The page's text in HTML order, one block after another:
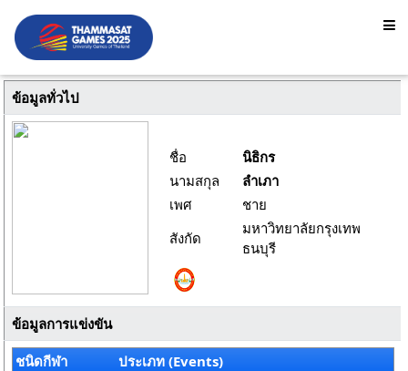
ข้อมูลทั่วไป
ชื่อ
นิธิกร
นามสกุล
ลำเภา
เพศ
ชาย
สังกัด
มหาวิทยาลัยกรุงเทพ
ธนบุรี
ข้อมูลการแข่งขัน
ชนิดกีฬา
ประเภท (Events)